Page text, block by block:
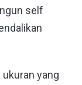
self
yang